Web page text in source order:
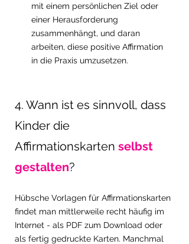
mit einem persönlichen Ziel oder
einer Herausforderung
zusammenhängt, und daran
arbeiten, diese positive Affirmation
in die Praxis umzusetzen.
4. Wann ist es sinnvoll, dass
Kinder die
Affirmationskarten selbst
gestalten?
Hübsche Vorlagen für Affirmationskarten
findet man mittlerweile recht häufig im
Internet - als PDF zum Download oder
als fertig gedruckte Karten. Manchmal